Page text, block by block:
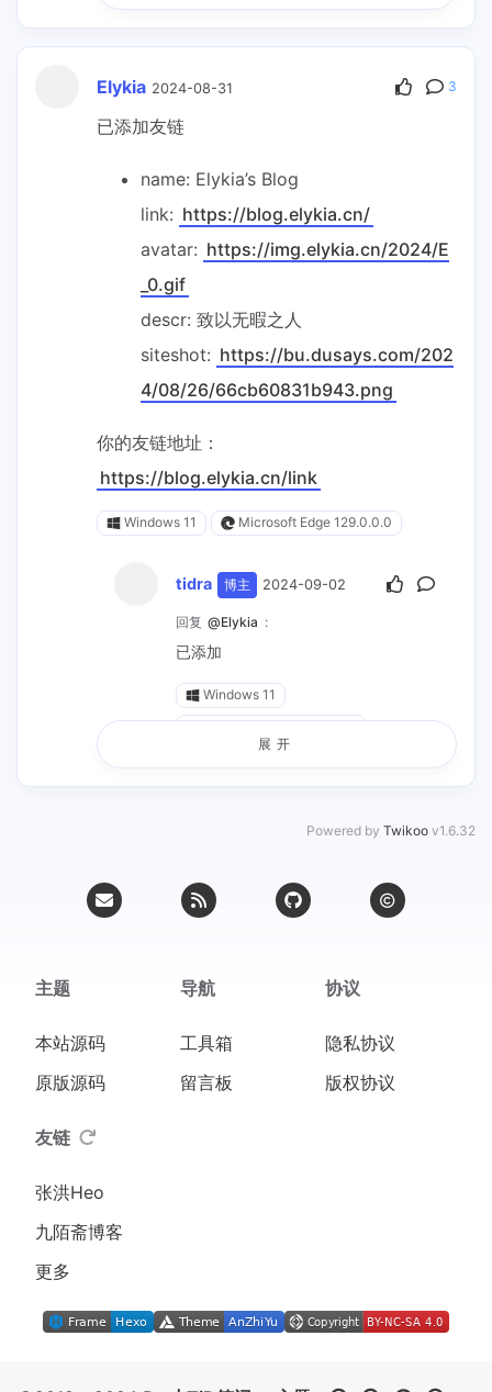
minchess 2025-10-23
回复@Tidra
哈喽站长，申请更新下链接，原名称也
网站名称：九陌斋博客
地址：https://blog.jiumoz.com
https://blog.jiumoz.com//up
load/logo.png
描述：每一条思想的道路都通向知识的
繁华！
RSS：
https://blog.jiumoz.com/rs
s.xml
Elykia 2024-08-31 3
已添加友链
name: Elykia’s Blog
link: https://blog.elykia.cn/
avatar: https://img.elykia.cn/2024/E
_0.gif
descr: 致以无暇之人
siteshot: https://bu.dusays.com/202
4/08/26/66cb60831b943.png
你的友链地址：
https://blog.elykia.cn/link
Windows 11 Microsoft Edge 129.0.0.0
tidra 博主 2024-09-02
回复 @Elykia :
已添加
Windows 11
Microsoft Edge 127.0.0.0
says.com/2024/10/25/671b24382
Windows 11
Tidra 博主 2024-10-26
展开
Powered by Twikoo v1.6.32
主题
本站源码
原版源码
导航
工具箱
留言板
协议
隐私协议
版权协议
友链
张洪Heo
九陌斋博客
更多